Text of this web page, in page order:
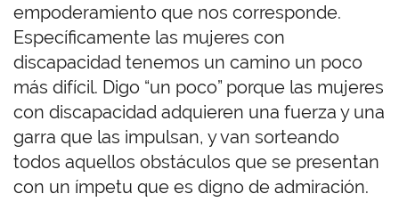
empoderamiento que nos corresponde.
Específicamente las mujeres con
discapacidad tenemos un camino un poco
más difícil. Digo “un poco” porque las mujeres
con discapacidad adquieren una fuerza y una
garra que las impulsan, y van sorteando
todos aquellos obstáculos que se presentan
con un ímpetu que es digno de admiración.